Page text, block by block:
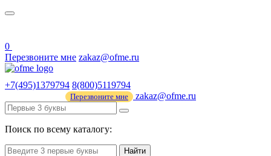
0
Перезвоните мне zakaz@ofme.ru
+7(495)1379794 8(800)5119794
Перезвоните мне zakaz@ofme.ru
Поиск по всему каталогу:
Найти